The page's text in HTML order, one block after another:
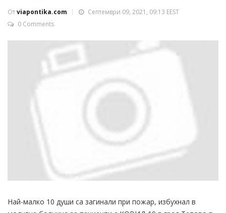
Отviapontika.com
Септември 09, 2021, 09:13 EEST
0 Comments
Най-малко 10 души са загинали при пожар, избухнал в